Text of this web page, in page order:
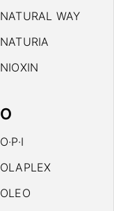
NATURAL WAY
NATURIA
NIOXIN
O
O·P·I
OLAPLEX
OLEO